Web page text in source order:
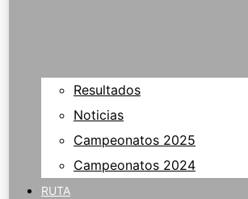
Resultados
Noticias
Campeonatos 2025
Campeonatos 2024
RUTA